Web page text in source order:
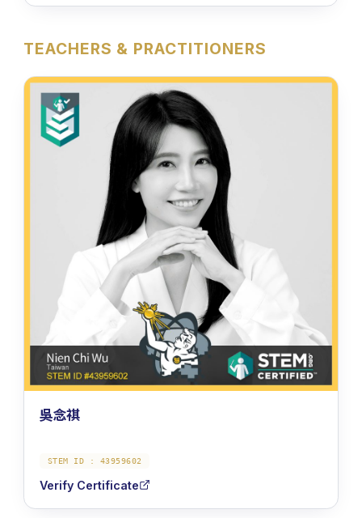
TEACHERS & PRACTITIONERS
吳念祺
STEM ID : 43959602
Verify Certificate